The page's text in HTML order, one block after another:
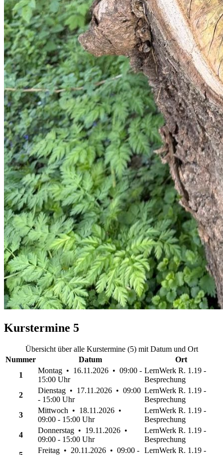
Kurstermine 5
Übersicht über alle Kurstermine (5) mit Datum und Ort
Nummer
Datum
Ort
1
Montag • 16.11.2026 • 09:00 -
15:00 Uhr
LernWerk R. 1.19 -
Besprechung
2
Dienstag • 17.11.2026 • 09:00
- 15:00 Uhr
LernWerk R. 1.19 -
Besprechung
3
Mittwoch • 18.11.2026 •
09:00 - 15:00 Uhr
LernWerk R. 1.19 -
Besprechung
4
Donnerstag • 19.11.2026 •
09:00 - 15:00 Uhr
LernWerk R. 1.19 -
Besprechung
Freitag • 20.11.2026 • 09:00 - LernWerk R. 1.19 -